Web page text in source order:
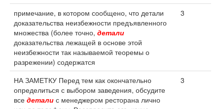
примечание, в котором сообщено, что детали
доказательства неизбежности предъявленного
множества (более точно, детали
доказательства лежащей в основе этой
неизбежности так называемой теоремы о
разрежении) содержатся
3
НА ЗАМЕТКУ Перед тем как окончательно
определиться с выбором заведения, обсудите
все детали с менеджером ресторана лично
3